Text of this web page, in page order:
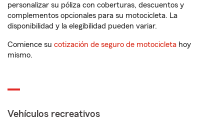
personalizar su póliza con coberturas, descuentos y
complementos opcionales para su motocicleta. La
disponibilidad y la elegibilidad pueden variar.
Comience su cotización de seguro de motocicleta hoy
mismo.
Vehículos recreativos